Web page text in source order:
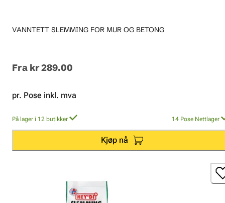
VANNTETT SLEMMING FOR MUR OG BETONG
Fra kr 289.00
pr. Pose inkl. mva
På lager i 12 butikker 14 Pose Nettlager
Kjøp nå